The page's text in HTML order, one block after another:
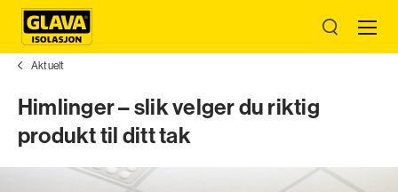
Aktuelt
Himlinger – slik velger du riktig
produkt til ditt tak